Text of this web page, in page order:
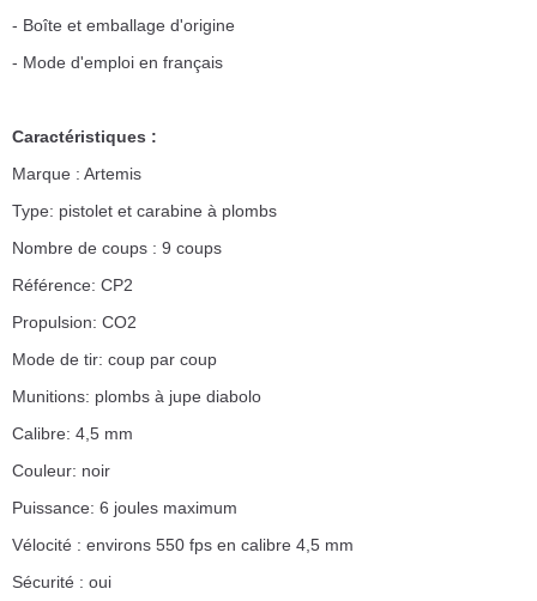
- Boîte et emballage d'origine
- Mode d'emploi en français
Caractéristiques :
Marque : Artemis
Type: pistolet et carabine à plombs
Nombre de coups : 9 coups
Référence: CP2
Propulsion: CO2
Mode de tir: coup par coup
Munitions: plombs à jupe diabolo
Calibre: 4,5 mm
Couleur: noir
Puissance: 6 joules maximum
Vélocité : environs 550 fps en calibre 4,5 mm
Sécurité : oui